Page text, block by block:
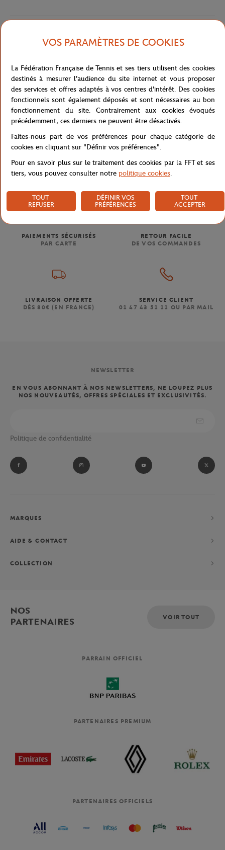
Caractéristiques
Livraison et retours
Boutique
PAIEMENTS SÉCURISÉS
PAR CARTE
RETOUR FACILE
DE VOS COMMANDES
LIVRAISON OFFERTE
DÈS 80€ (EN FRANCE)
SERVICE CLIENT
01 47 43 51 11 OU PAR MAIL
NEWSLETTER
EN VOUS ABONNANT À NOS NEWSLETTERS, NE LOUPEZ PLUS
NOS NOUVEAUTÉS, OFFRES SPÉCIALES ET EXCLUSIVITÉS.
Politique de confidentialité
MARQUES
AIDE & CONTACT
COLLECTION
NOS
PARTENAIRES
VOIR TOUT
PARRAIN OFFICIEL
PARTENAIRES PREMIUM
PARTENAIRES OFFICIELS
VOS PARAMÈTRES DE COOKIES
La Fédération Française de Tennis et ses tiers utilisent des cookies
destinés à mesurer l'audience du site internet et vous proposer
des services et offres adaptés à vos centres d'intérêt. Des cookies
fonctionnels sont également déposés et sont nécessaires au bon
fonctionnement du site. Contrairement aux cookies évoqués
précédemment, ces derniers ne peuvent être désactivés.
Faites-nous part de vos préférences pour chaque catégorie de
cookies en cliquant sur "Définir vos préférences".
Pour en savoir plus sur le traitement des cookies par la FFT et ses
tiers, vous pouvez consulter notre politique cookies.
TOUT
REFUSER
DÉFINIR VOS
PRÉFÉRENCES
TOUT
ACCEPTER